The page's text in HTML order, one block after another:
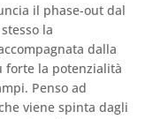
il phase-out dal
la
dalla
forte la potenzialità
Penso ad
viene spinta dagli